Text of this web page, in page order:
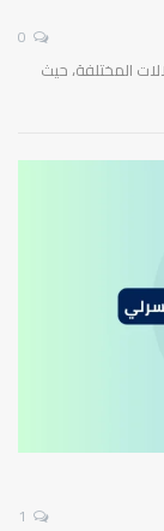
المختلفة، حيث